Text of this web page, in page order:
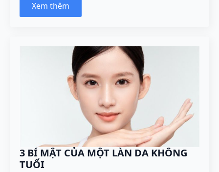
Xem thêm
3 BÍ MẬT CỦA MỘT LÀN DA KHÔNG
TUỔI